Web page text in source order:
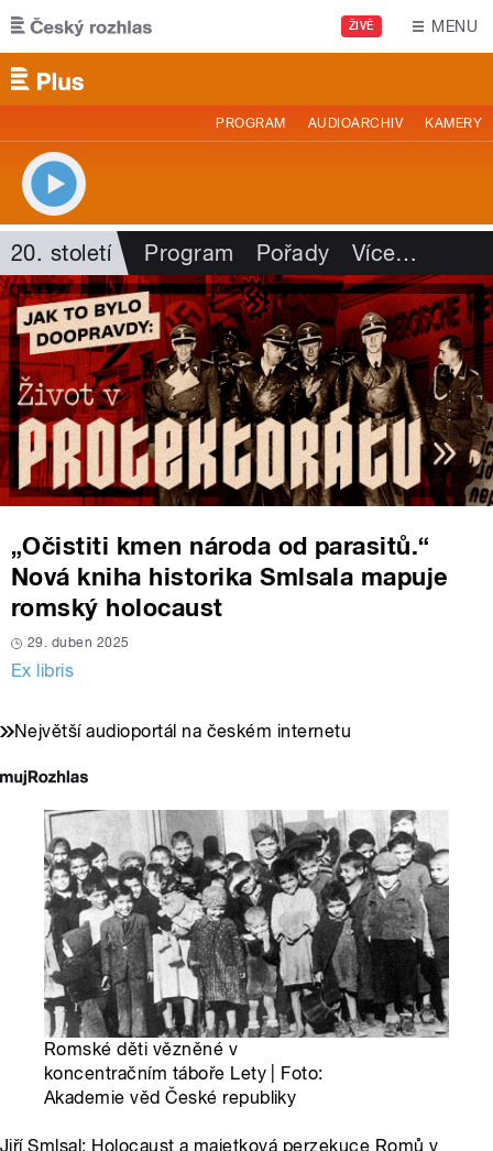
Přejít k hlavnímu obsahu
ŽIVĚ MENU
PROGRAM AUDIOARCHIV KAMERY
20. století Program Pořady Více…
„Očistiti kmen národa od parasitů.“
Nová kniha historika Smlsala mapuje
romský holocaust
29. duben 2025
Ex libris
Největší audioportál na českém internetu
Romské děti vězněné v
koncentračním táboře Lety | Foto:
Akademie věd České republiky
Jiří Smlsal: Holocaust a majetková perzekuce Romů v